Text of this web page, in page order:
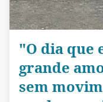
"O dia que
grande
sem